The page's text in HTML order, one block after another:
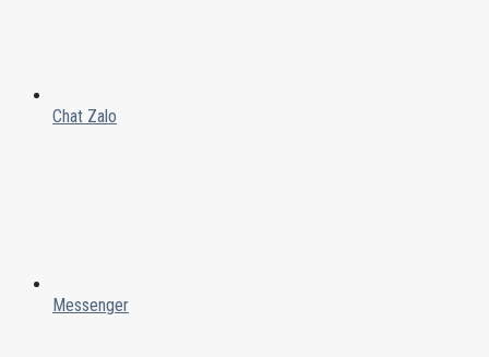
Chat Zalo
Messenger